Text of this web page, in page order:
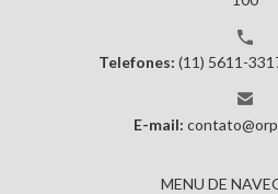
Telefones: (11) 5611-
E-mail:
MENU DE